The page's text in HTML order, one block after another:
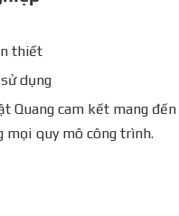
thiết
dụng
Quang cam kết mang đến
mọi quy mô công trình.